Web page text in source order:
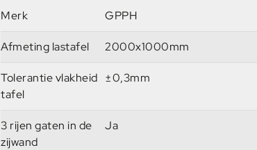
Merk GPPH
Afmeting lastafel 2000x1000mm
Tolerantie vlakheid
tafel
±0,3mm
3 rijen gaten in de
zijwand
Ja